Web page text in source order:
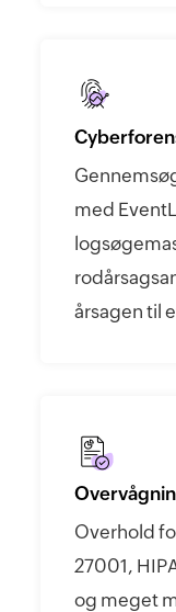
med
årsagen til
Overhold
27001,
og meget